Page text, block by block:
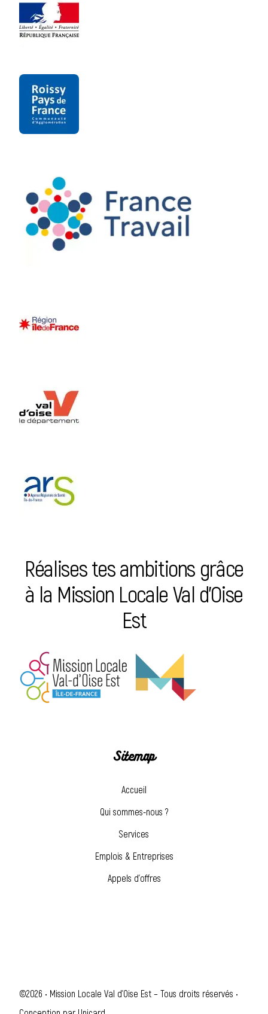
Réalises tes ambitions grâce
à la Mission Locale Val d’Oise
Est
Sitemap
Accueil
Qui sommes-nous ?
Services
Emplois & Entreprises
Appels d’offres
©2026 • Mission Locale Val d'Oise Est – Tous droits réservés •